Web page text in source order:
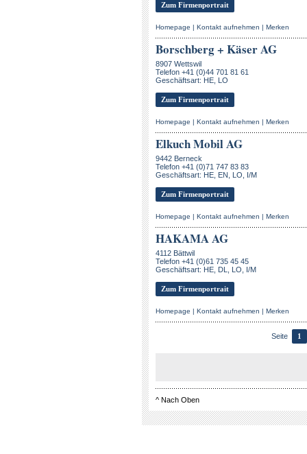
Zum Firmenportrait
Homepage | Kontakt aufnehmen | Merken
Borschberg + Käser AG
8907 Wettswil
Telefon +41 (0)44 701 81 61
Geschäftsart: HE, LO
Zum Firmenportrait
Homepage | Kontakt aufnehmen | Merken
Elkuch Mobil AG
9442 Berneck
Telefon +41 (0)71 747 83 83
Geschäftsart: HE, EN, LO, I/M
Zum Firmenportrait
Homepage | Kontakt aufnehmen | Merken
HAKAMA AG
4112 Bättwil
Telefon +41 (0)61 735 45 45
Geschäftsart: HE, DL, LO, I/M
Zum Firmenportrait
Homepage | Kontakt aufnehmen | Merken
Seite 1
^ Nach Oben